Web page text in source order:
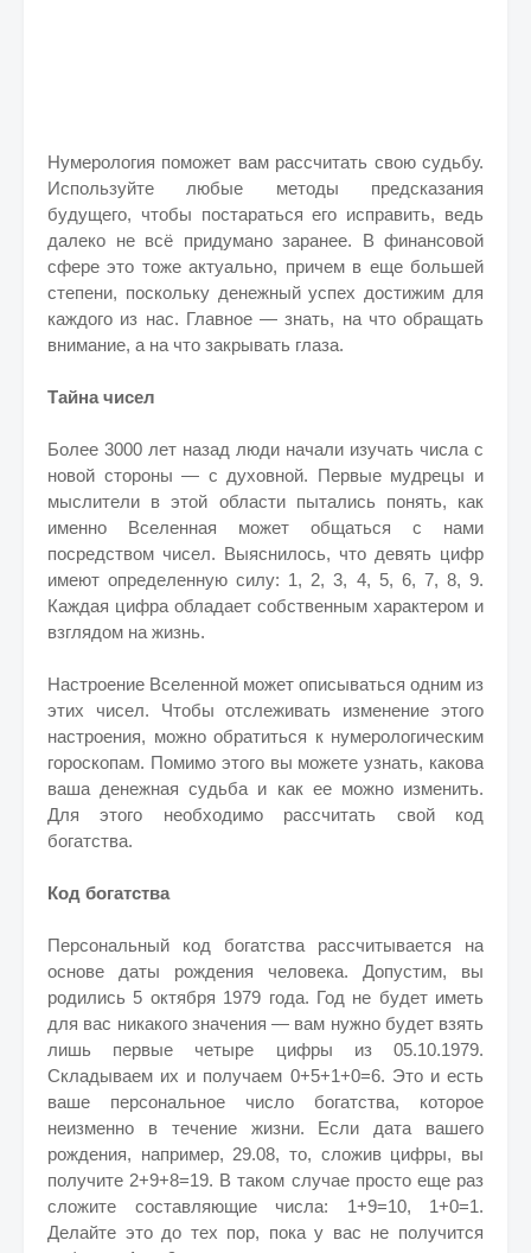
Нумерология поможет вам рассчитать свою судьбу.
Используйте любые методы предсказания
будущего, чтобы постараться его исправить, ведь
далеко не всё придумано заранее. В финансовой
сфере это тоже актуально, причем в еще большей
степени, поскольку денежный успех достижим для
каждого из нас. Главное — знать, на что обращать
внимание, а на что закрывать глаза.
Тайна чисел
Более 3000 лет назад люди начали изучать числа с
новой стороны — с духовной. Первые мудрецы и
мыслители в этой области пытались понять, как
именно Вселенная может общаться с нами
посредством чисел. Выяснилось, что девять цифр
имеют определенную силу: 1, 2, 3, 4, 5, 6, 7, 8, 9.
Каждая цифра обладает собственным характером и
взглядом на жизнь.
Настроение Вселенной может описываться одним из
этих чисел. Чтобы отслеживать изменение этого
настроения, можно обратиться к нумерологическим
гороскопам. Помимо этого вы можете узнать, какова
ваша денежная судьба и как ее можно изменить.
Для этого необходимо рассчитать свой код
богатства.
Код богатства
Персональный код богатства рассчитывается на
основе даты рождения человека. Допустим, вы
родились 5 октября 1979 года. Год не будет иметь
для вас никакого значения — вам нужно будет взять
лишь первые четыре цифры из 05.10.1979.
Складываем их и получаем 0+5+1+0=6. Это и есть
ваше персональное число богатства, которое
неизменно в течение жизни. Если дата вашего
рождения, например, 29.08, то, сложив цифры, вы
получите 2+9+8=19. В таком случае просто еще раз
сложите составляющие числа: 1+9=10, 1+0=1.
Делайте это до тех пор, пока у вас не получится